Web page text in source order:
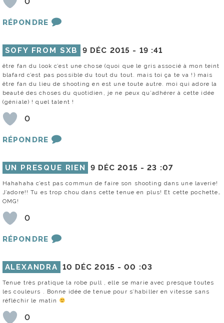
RÉPONDRE
SOFY FROM SXB 9 DÉC 2015 - 19 :41
être fan du look c’est une chose (quoi que le gris associé à mon teint
blafard c’est pas possible du tout du tout. mais toi ça te va !) mais
être fan du lieu de shooting en est une toute autre. moi qui adore la
beauté des choses du quotidien, je ne peux qu’adhérer à cette idée
(géniale) ! quel talent !
0
RÉPONDRE
UN PRESQUE RIEN 9 DÉC 2015 -23 :07
Hahahaha c’est pas commun de faire son shooting dans une laverie!
J’adore!! Tu es trop chou dans cette tenue en plus! Et cette pochette…
OMG!
0
RÉPONDRE
ALEXANDRA 10 DÉC 2015 -00 :03
Tenue très pratique la robe pull , elle se marie avec presque toutes
les couleurs . Bonne idée de tenue pour s’habiller en vitesse sans
réfléchir le matin
0